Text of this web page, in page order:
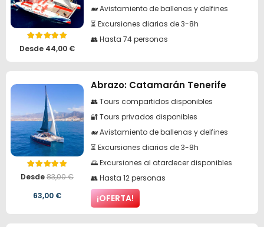
Valorado con 4.95de 5
Desde 44,00 €
🐋 Avistamiento de ballenas y delfines
⏳ Excursiones diarias de 3-8h
👥 Hasta 74 personas
Valorado con
Desde83,00€
El
63,00 €El
Abrazo: Catamarán Tenerife
👥 Tours compartidos disponibles
🔐 Tours privados disponibles
🐋 Avistamiento de ballenas y delfines
⏳ Excursiones diarias de 3-8h
🌅 Excursiones al atardecer disponibles
👥 Hasta 12 personas
¡OFERTA!